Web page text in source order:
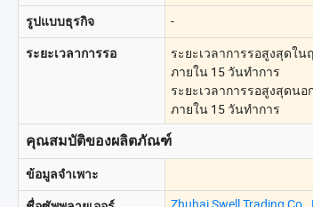
รูปแบบธุรกิจ -
ระยะเวลาการรอ
ระยะเวลาการรอสูงสุดใน
ภายใน 15 วันทำการ
ระยะเวลาการรอสูงสุดนอ
ภายใน 15 วันทำการ
คุณสมบัติของผลิตภัณฑ์
ข้อมูลจำเพาะ